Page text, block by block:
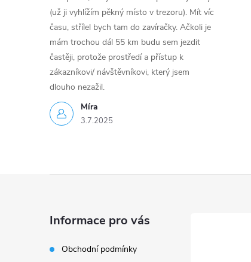
Míra
3.7.2025
(už ji vyhlížím pěkný místo v trezoru). Mít víc
času, střílel bych tam do zavíračky. Ačkoli je
mám trochou dál 55 km budu sem jezdit
častěji, protože prostředí a přístup k
zákazníkovi/ návštěvníkovi, který jsem
dlouho nezažil.
Informace pro vás
Obchodní podmínky